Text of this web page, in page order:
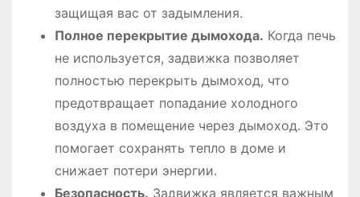
защищая вас от задымления.
Полное перекрытие дымохода. Когда печь
не используется, задвижка позволяет
полностью перекрыть дымоход, что
предотвращает попадание холодного
воздуха в помещение через дымоход. Это
помогает сохранять тепло в доме и
снижает потери энергии.
Безопасность. Задвижка является важным